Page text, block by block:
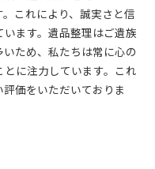
これにより、誠実さと信
ます。遺品整理はご遺族
ため、私たちは常に心の
に注力しています。これ
価をいただいておりま